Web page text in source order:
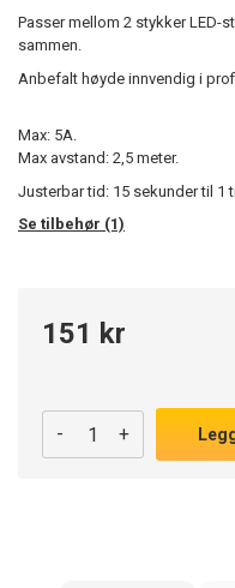
Passer mellom 2 stykker LED-
sammen.
Anbefalt høyde innvendig i
Max: 5A.
Max avstand: 2,5 meter.
Justerbar tid: 15 sekunder til 1
Se tilbehør (1)
151 kr
- +